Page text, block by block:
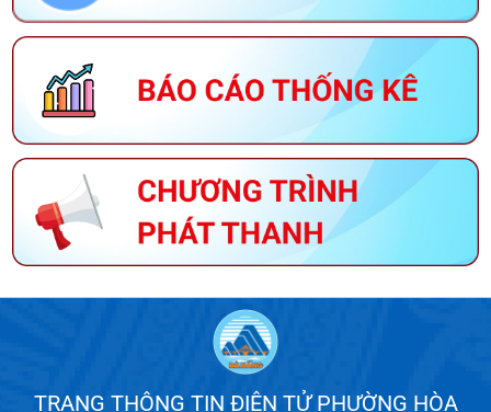
TRANG THÔNG TIN ĐIỆN TỬ PHƯỜNG HÒA